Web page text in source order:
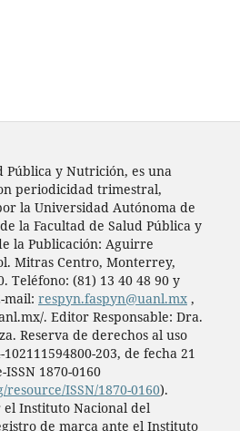
Pública y Nutrición, es una
periodicidad trimestral,
la Universidad Autónoma de
la Facultad de Salud Pública y
la Publicación: Aguirre
Mitras Centro, Monterrey,
Teléfono: (81) 13 40 48 90 y
mail: respyn.faspyn@uanl.mx,
. Editor Responsable: Dra.
Reserva de derechos al uso
203, de fecha 21
1870-0160
ISSN/1870-0160).
el Instituto Nacional del
de marca ante el Instituto